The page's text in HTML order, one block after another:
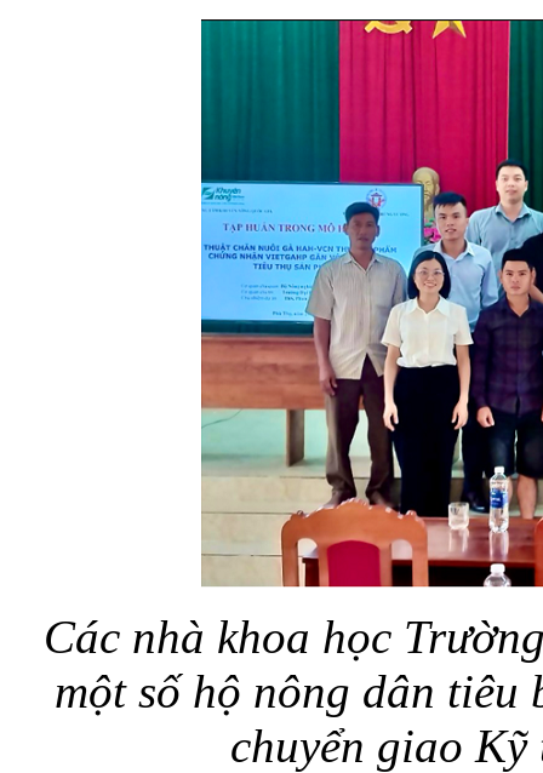
Các nhà khoa học
một số hộ nông dân
chuyển giao